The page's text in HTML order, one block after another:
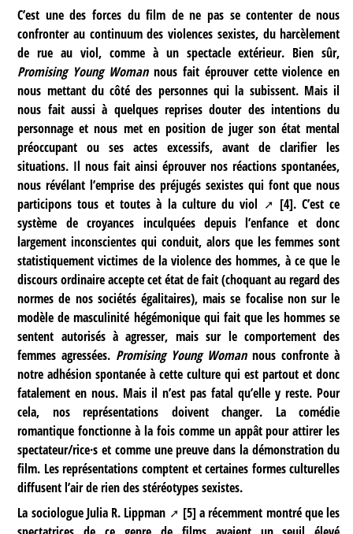
C’est une des forces du film de ne pas se contenter de nous
confronter au continuum des violences sexistes, du harcèlement
de rue au viol, comme à un spectacle extérieur. Bien sûr,
Promising Young Womannous fait éprouver cette violence en
nous mettant du côté des personnes qui la subissent. Mais il
nous fait aussi à quelques reprises douter des intentions du
personnage et nous met en position de juger son état mental
préoccupant ou ses actes excessifs, avant de clarifier les
situations. Il nous fait ainsi éprouver nos réactions spontanées,
nous révélant l’emprise des préjugés sexistes qui font que nous
participons tous et toutes à la culture du viol [4]. C’est ce
système de croyances inculquées depuis l’enfance et donc
largement inconscientes qui conduit, alors que les femmes sont
statistiquement victimes de la violence des hommes, à ce que le
discours ordinaire accepte cet état de fait (choquant au regard des
normes de nos sociétés égalitaires), mais se focalise non sur le
modèle de masculinité hégémonique qui fait que les hommes se
sentent autorisés à agresser, mais sur le comportement des
femmes agressées. Promising Young Womannous confronte à
notre adhésion spontanée à cette culture qui est partout et donc
fatalement en nous. Mais il n’est pas fatal qu’elle y reste. Pour
cela, nos représentations doivent changer. La comédie
romantique fonctionne à la fois comme un appât pour attirer les
spectateur/rice·s et comme une preuve dans la démonstration du
film. Les représentations comptent et certaines formes culturelles
diffusent l’air de rien des stéréotypes sexistes.
La sociologue Julia R. Lippman [5] a récemment montré que les